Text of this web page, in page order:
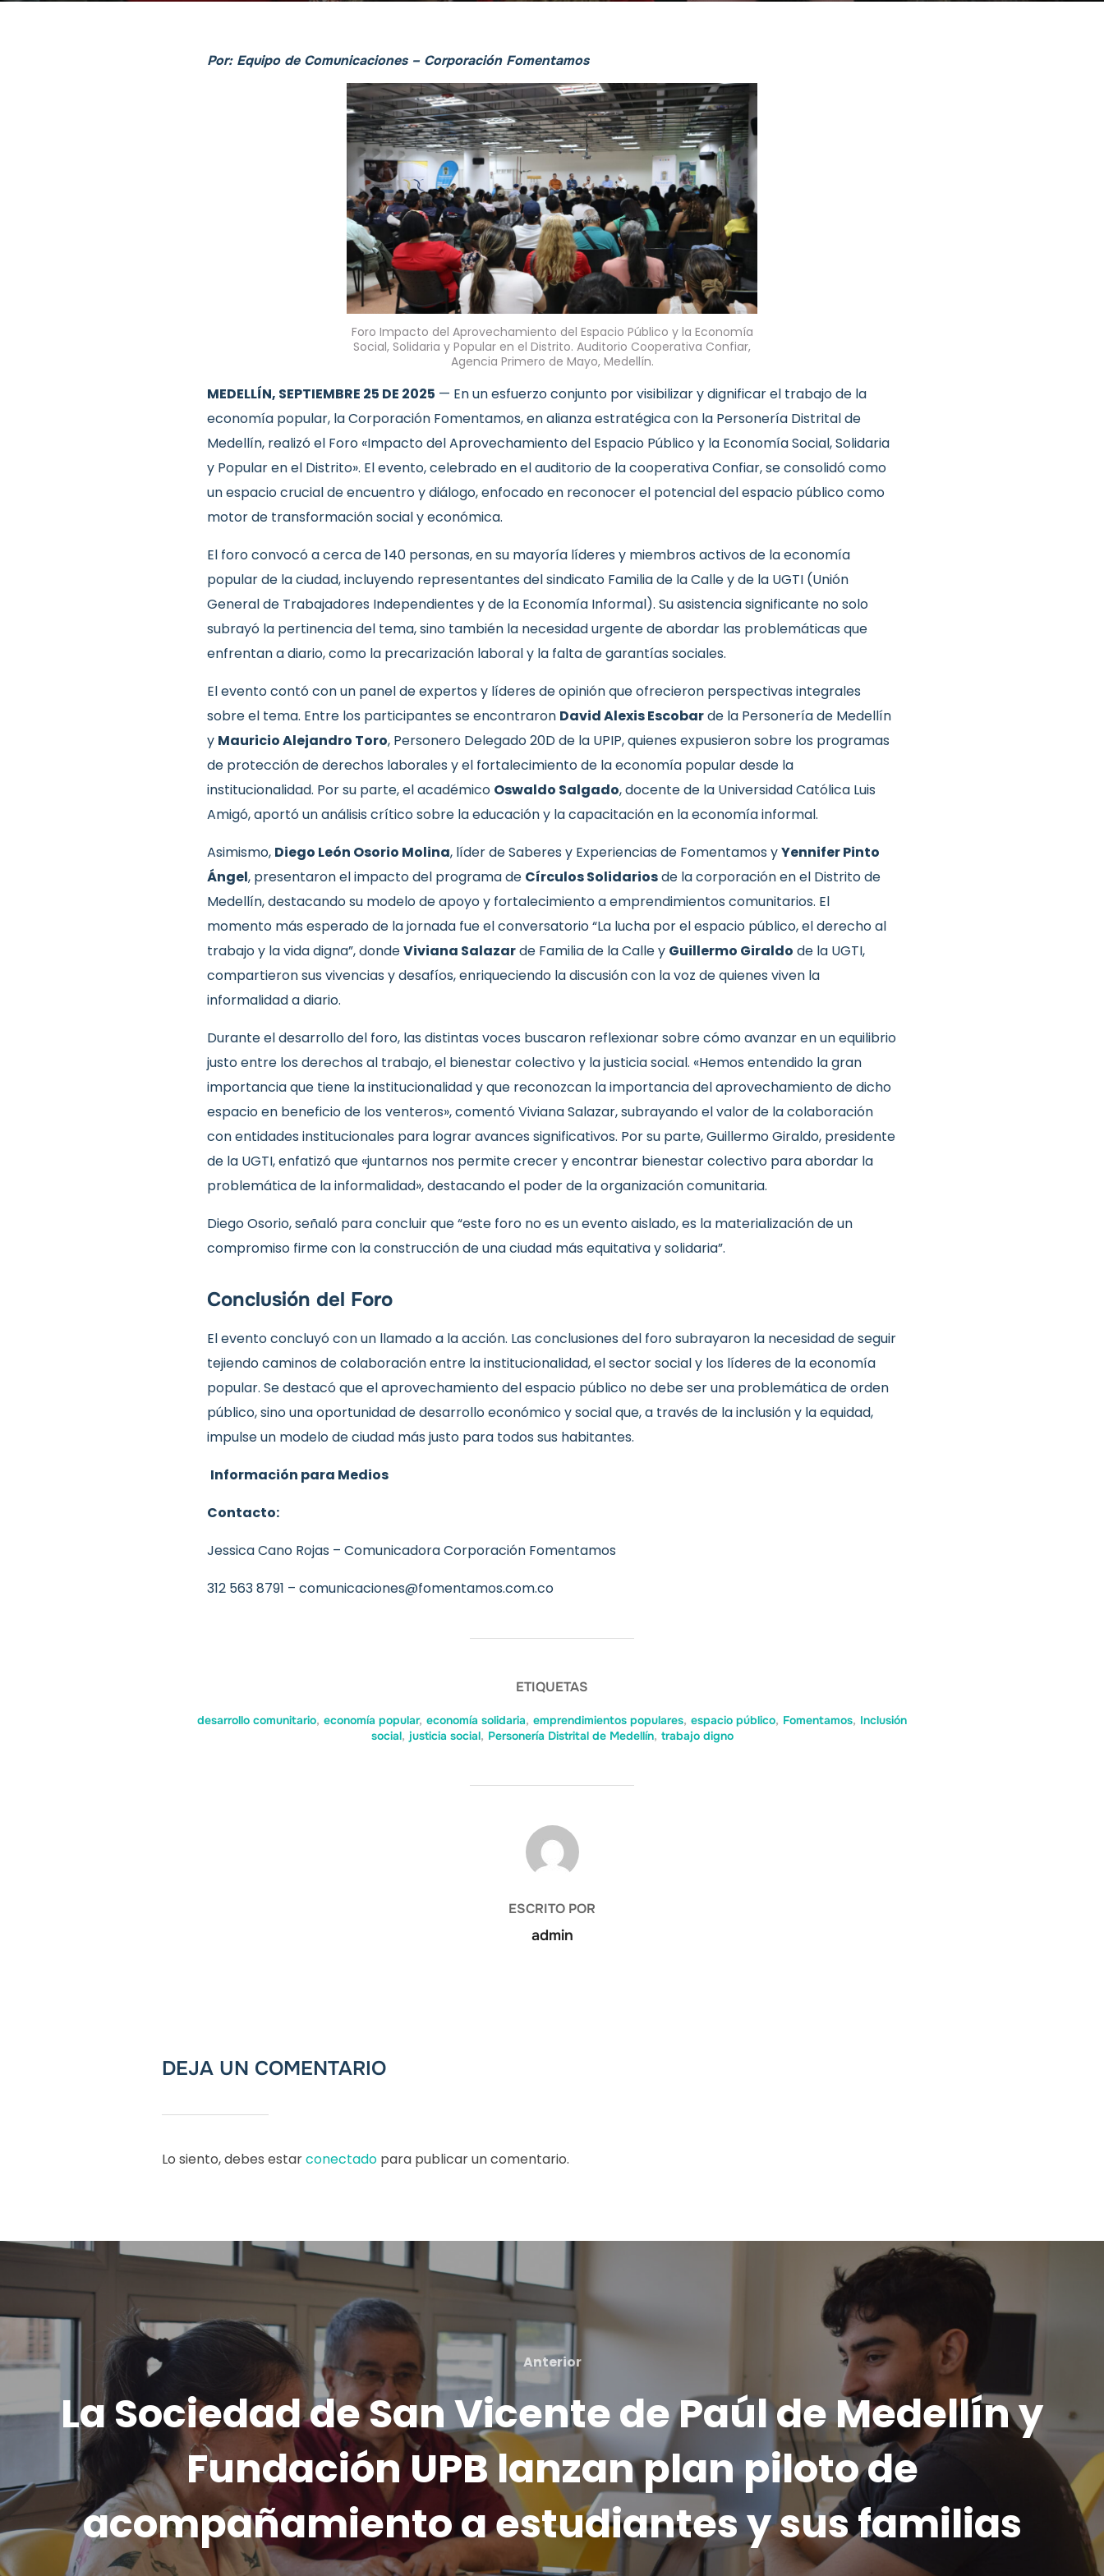
Por: Equipo de Comunicaciones– Corporación Fomentamos
Foro Impacto del Aprovechamiento del Espacio Público y la Economía
Social, Solidaria y Popular en el Distrito. Auditorio Cooperativa Confiar,
Agencia Primero de Mayo, Medellín.
MEDELLÍN, SEPTIEMBRE 25 DE 2025 — En un esfuerzo conjunto por visibilizar y dignificar el trabajo de la
economía popular, la Corporación Fomentamos, en alianza estratégica con la Personería Distrital de
Medellín, realizó el Foro «Impacto del Aprovechamiento del Espacio Público y la Economía Social, Solidaria
y Popular en el Distrito». El evento, celebrado en el auditorio de la cooperativa Confiar, se consolidó como
un espacio crucial de encuentro y diálogo, enfocado en reconocer el potencial del espacio público como
motor de transformación social y económica.
El foro convocó a cerca de 140 personas, en su mayoría líderes y miembros activos de la economía
popular de la ciudad, incluyendo representantes del sindicato Familia de la Calle y de la UGTI (Unión
General de Trabajadores Independientes y de la Economía Informal). Su asistencia significante no solo
subrayó la pertinencia del tema, sino también la necesidad urgente de abordar las problemáticas que
enfrentan a diario, como la precarización laboral y la falta de garantías sociales.
El evento contó con un panel de expertos y líderes de opinión que ofrecieron perspectivas integrales
sobre el tema. Entre los participantes se encontraron David Alexis Escobarde la Personería de Medellín
y Mauricio Alejandro Toro, Personero Delegado 20D de la UPIP, quienes expusieron sobre los programas
de protección de derechos laborales y el fortalecimiento de la economía popular desde la
institucionalidad. Por su parte, el académico Oswaldo Salgado, docente de la Universidad Católica Luis
Amigó, aportó un análisis crítico sobre la educación y la capacitación en la economía informal.
Asimismo, Diego León Osorio Molina, líder de Saberes y Experiencias de Fomentamos yYennifer Pinto
Ángel, presentaron el impacto del programa de Círculos Solidariosde la corporación en el Distrito de
Medellín, destacando su modelo de apoyo y fortalecimiento a emprendimientos comunitarios. El
momento más esperado de la jornada fue el conversatorio “La lucha por el espacio público, el derecho al
trabajo y la vida digna”, dondeViviana Salazarde Familia de la Calle y Guillermo Giraldo de la UGTI,
compartieron sus vivencias y desafíos, enriqueciendo la discusión con la voz de quienes viven la
informalidad a diario.
Durante el desarrollo del foro, las distintas voces buscaron reflexionar sobre cómo avanzar en un equilibrio
justo entre los derechos al trabajo, el bienestar colectivo y la justicia social. «Hemos entendido la gran
importancia que tiene la institucionalidad y que reconozcan la importancia del aprovechamiento de dicho
espacio en beneficio de los venteros», comentó Viviana Salazar, subrayando el valor de la colaboración
con entidades institucionales para lograr avances significativos. Por su parte, Guillermo Giraldo, presidente
de la UGTI, enfatizó que «juntarnos nos permite crecer y encontrar bienestar colectivo para abordar la
problemática de la informalidad», destacando el poder de la organización comunitaria.
Diego Osorio, señaló para concluir que “este foro no es un evento aislado, es la materialización de un
compromiso firme con la construcción de una ciudad más equitativa y solidaria”.
Conclusión del Foro
El evento concluyó con un llamado a la acción. Las conclusiones del foro subrayaron la necesidad de seguir
tejiendo caminos de colaboración entre la institucionalidad, el sector social y los líderes de la economía
popular. Se destacó que el aprovechamiento del espacio público no debe ser una problemática de orden
público, sino una oportunidad de desarrollo económico y social que, a través de la inclusión y la equidad,
impulse un modelo de ciudad más justo para todos sus habitantes.
Información para Medios
Contacto:
Jessica Cano Rojas – Comunicadora Corporación Fomentamos
312 563 8791 – comunicaciones@fomentamos.com.co
ETIQUETAS
desarrollo comunitario, economía popular, economía solidaria, emprendimientos populares, espacio público, Fomentamos, Inclusión
social, justicia social, Personería Distrital de Medellín, trabajo digno
AUTOR DE LA ENTRADA
ESCRITO POR
admin
DEJA UN COMENTARIO
Lo siento, debes estarconectado para publicar un comentario.
Navegación
de
entradas
Anterior
Anterior
La Sociedad de San Vicente de Paúl de Medellín y
Fundación UPB lanzan plan piloto de
acompañamiento a estudiantes y sus familias